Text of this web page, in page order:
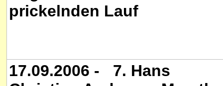
prickelnden Lauf
17.09.2006 - 7. Hans